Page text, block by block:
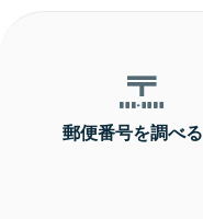
郵便番号を調べる